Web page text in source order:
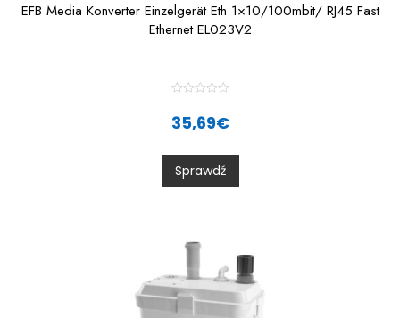
EFB Media Konverter Einzelgerät Eth 1×10/100mbit/ RJ45 Fast
Ethernet EL023V2
a
t
0
o
u
t
35,69€
Sprawdź